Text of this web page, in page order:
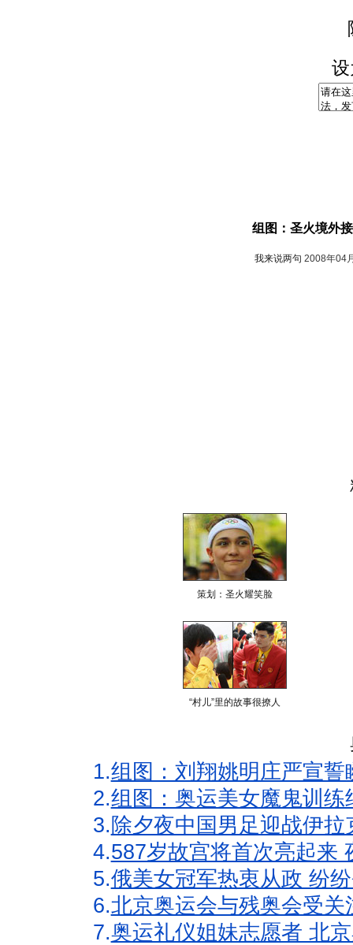
组图：圣火境外
我来说两句 2008年04
策划：圣火耀笑脸
“村儿”里的故事很撩人
1.组图：刘翔姚明庄严宣
2.组图：奥运美女魔鬼训
3. 除夕夜中国男足迎战伊
4.587岁故宫将首次亮起来
5.俄美女冠军热衷从政 纷
6.北京奥运会与残奥会受
7.奥运礼仪姐妹志愿者 北